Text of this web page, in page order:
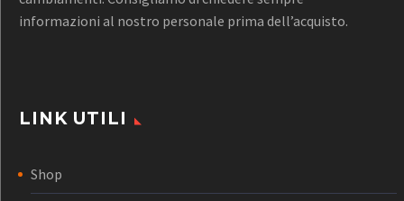
informazioni al nostro personale prima dell’acquisto.
LINK UTILI
Shop